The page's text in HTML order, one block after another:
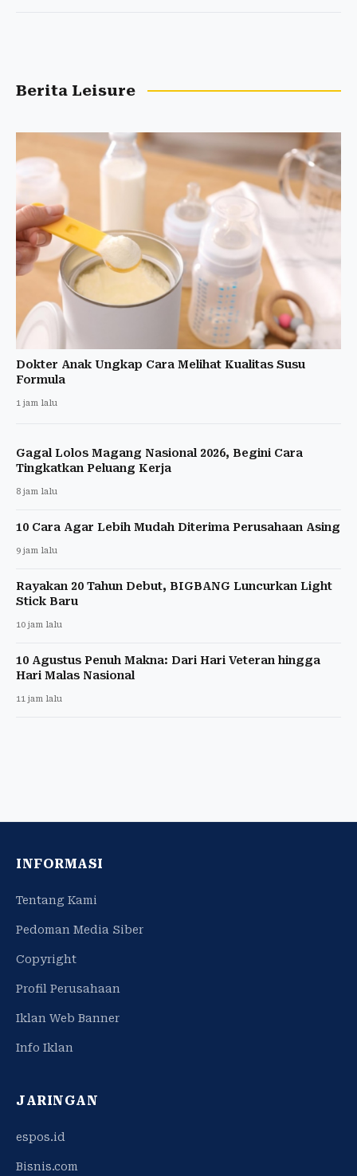
Berita Leisure
Dokter Anak Ungkap Cara Melihat Kualitas Susu
Formula
1 jam lalu
Gagal Lolos Magang Nasional 2026, Begini Cara
Tingkatkan Peluang Kerja
8 jam lalu
10 Cara Agar Lebih Mudah Diterima Perusahaan Asing
9 jam lalu
Rayakan 20 Tahun Debut, BIGBANG Luncurkan Light
Stick Baru
10 jam lalu
10 Agustus Penuh Makna: Dari Hari Veteran hingga
Hari Malas Nasional
11 jam lalu
INFORMASI
Tentang Kami
Pedoman Media Siber
Copyright
Profil Perusahaan
Iklan Web Banner
Info Iklan
JARINGAN
espos.id
Bisnis.com